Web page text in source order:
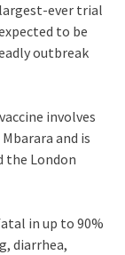
largest-ever trial
to be
outbreak
involves
and is
the London
in up to 90%
diarrhea,